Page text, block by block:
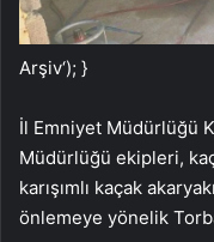
Arşiv‘); }
İl Emniyet Müdürlüğü
Müdürlüğü ekipleri,
karışımlı kaçak
önlemeye yönelik